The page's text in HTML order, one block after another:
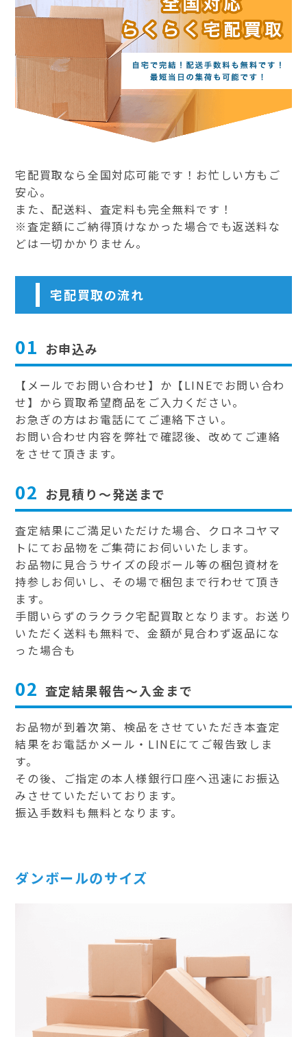
宅配買取なら全国対応可能です！お忙しい方もご
安心。
また、配送料、査定料も完全無料です！
※査定額にご納得頂けなかった場合でも返送料な
どは一切かかりません。
宅配買取の流れ
01 お申込み
【メールでお問い合わせ】か【LINEでお問い合わ
せ】から買取希望商品をご入力ください。
お急ぎの方はお電話にてご連絡下さい。
お問い合わせ内容を弊社で確認後、改めてご連絡
をさせて頂きます。
02 お見積り～発送まで
査定結果にご満足いただけた場合、クロネコヤマ
トにてお品物をご集荷にお伺いいたします。
お品物に見合うサイズの段ボール等の梱包資材を
持参しお伺いし、その場で梱包まで行わせて頂き
ます。
手間いらずのラクラク宅配買取となります。お送り
いただく送料も無料で、金額が見合わず返品にな
った場合も
02 査定結果報告～入金まで
お品物が到着次第、検品をさせていただき本査定
結果をお電話かメール・LINEにてご報告致しま
す。
その後、ご指定の本人様銀行口座へ迅速にお振込
みさせていただいております。
振込手数料も無料となります。
ダンボールのサイズ